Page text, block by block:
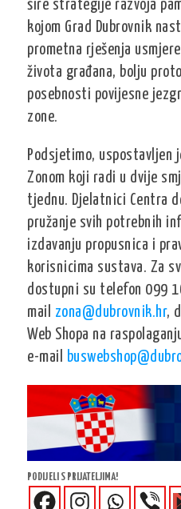
šire strategije razvoja
kojom Grad Dubrovnik
prometna rješenja
života građana, bolju
posebnosti povijesne
zone.
Podsjetimo, uspostavljen
Zonom koji radi u dvije
tjednu. Djelatnici Centra
pružanje svih potrebnih
izdavanju propusnica i
korisnicima sustava. Za
dostupni su telefon 099
mail zona@dubrovnik.hr,
Web Shopa na
e-mail
PODIJELI S PRIJATELJIMA!